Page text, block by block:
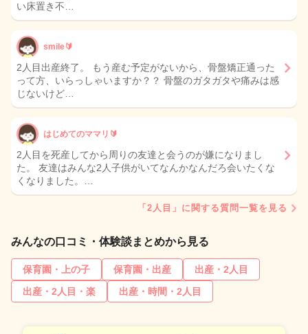
い床置き不…
smile🔰
2人目出産終了。 もう産む予定がないから、骨盤矯正通った
って方、いらっしゃいますか？？ 骨盤のガタガタや痛みは感
じないけど…
はじめてのママリ🔰
2人目を死産してから周りの友達と会うのが嫌になりまし
た。 友達はみんな2人子供がいてなんかなんだろ会いたくな
くなりました。…
「2人目」に関する質問一覧を見る
みんなの口コミ・体験談まとめから見る
保育園・上の子 保育園・出産
出産・2人目
出産・2人目・楽
出産・時間・2人目